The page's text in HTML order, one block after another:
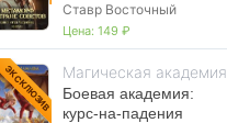
Ставр Восточный
Цена: 149 ₽
ЭКСКЛЮЗИВ Магическая академия
Боевая академия:
курс-на-падения